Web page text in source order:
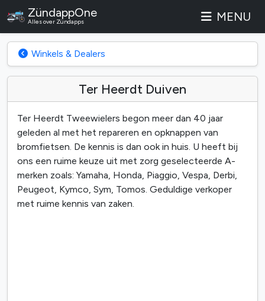
ZündappOne
Alles over Zündapps MENU
Winkels & Dealers
Ter Heerdt Duiven
Ter Heerdt Tweewielers begon meer dan 40 jaar
geleden al met het repareren en opknappen van
bromfietsen. De kennis is dan ook in huis. U heeft bij
ons een ruime keuze uit met zorg geselecteerde A-
merken zoals: Yamaha, Honda, Piaggio, Vespa, Derbi,
Peugeot, Kymco, Sym, Tomos. Geduldige verkoper
met ruime kennis van zaken.